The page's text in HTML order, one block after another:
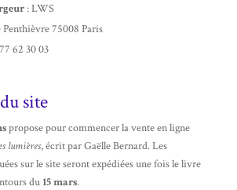
: LWS
Penthièvre 75008 Paris
62 30 03
site
propose pour commencer la vente en ligne
lumières, écrit par Gaëlle Bernard. Les
sur le site seront expédiées une fois le livre
du15 mars.